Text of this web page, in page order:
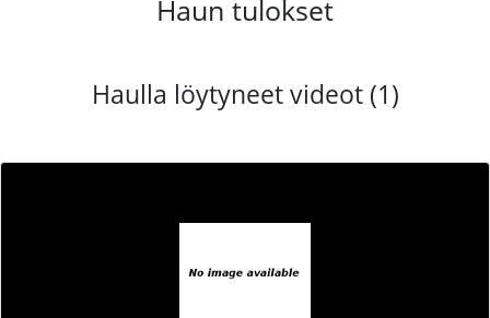
Haun tulokset
Haulla löytyneet videot (1)